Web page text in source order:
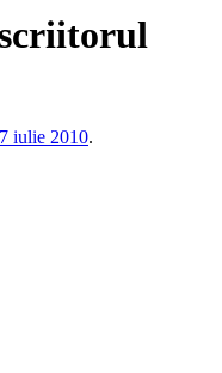
iulie 2010.